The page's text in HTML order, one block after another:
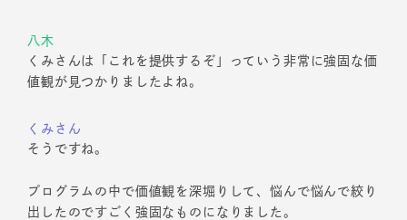
八木
くみさんは「これを提供するぞ」っていう非常に強固な価
値観が見つかりましたよね。
くみさん
そうですね。
プログラムの中で価値観を深堀りして、悩んで悩んで絞り
出したのですごく強固なものになりました。